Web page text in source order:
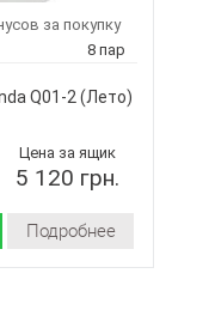
за покупку
8 пар
Q01-2(Лето)
Цена за ящик
5 120 грн.
Подробнее